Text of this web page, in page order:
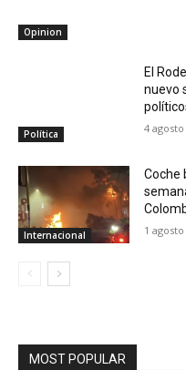
Opinion
Política
El
nuevo
4 agosto
Internacional
Coche
1
MOST POPULAR